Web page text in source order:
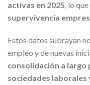
activas en 2025 , lo
supervivencia
Estos datos subrayan
empleo y de nuevas
consolidación a largo
sociedades laborales